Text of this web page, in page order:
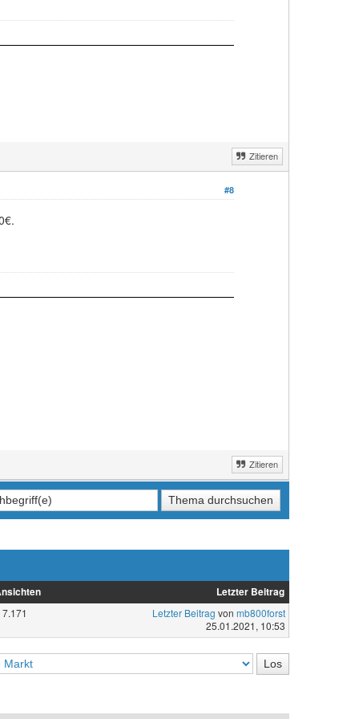
Zitieren
#8
Zitieren
Letzter Beitrag
7.171 Letzter Beitrag von mb800forst
25.01.2021, 10:53